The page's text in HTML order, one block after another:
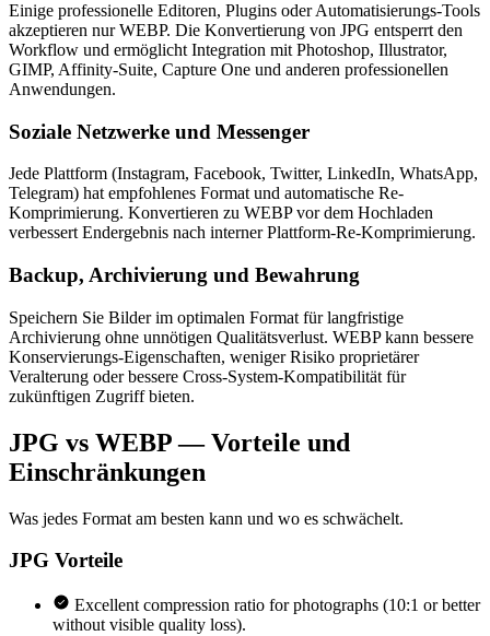
Einige professionelle Editoren, Plugins oder Automatisierungs-Tools
akzeptieren nur WEBP. Die Konvertierung von JPG entsperrt den
Workflow und ermöglicht Integration mit Photoshop, Illustrator,
GIMP, Affinity-Suite, Capture One und anderen professionellen
Anwendungen.
Soziale Netzwerke und Messenger
Jede Plattform (Instagram, Facebook, Twitter, LinkedIn, WhatsApp,
Telegram) hat empfohlenes Format und automatische Re-
Komprimierung. Konvertieren zu WEBP vor dem Hochladen
verbessert Endergebnis nach interner Plattform-Re-Komprimierung.
Backup, Archivierung und Bewahrung
Speichern Sie Bilder im optimalen Format für langfristige
Archivierung ohne unnötigen Qualitätsverlust. WEBP kann bessere
Konservierungs-Eigenschaften, weniger Risiko proprietärer
Veralterung oder bessere Cross-System-Kompatibilität für
zukünftigen Zugriff bieten.
JPG vs WEBP — Vorteile und
Einschränkungen
Was jedes Format am besten kann und wo es schwächelt.
JPG Vorteile
Excellent compression ratio for photographs (10:1 or better
without visible quality loss).